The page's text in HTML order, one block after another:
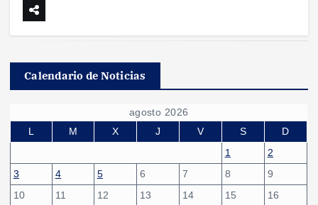
Calendario de Noticias
agosto 2026
L
M X J V S
D
1
2
3
4 5 6 7 8
9
10
11 12 13 14 15
16